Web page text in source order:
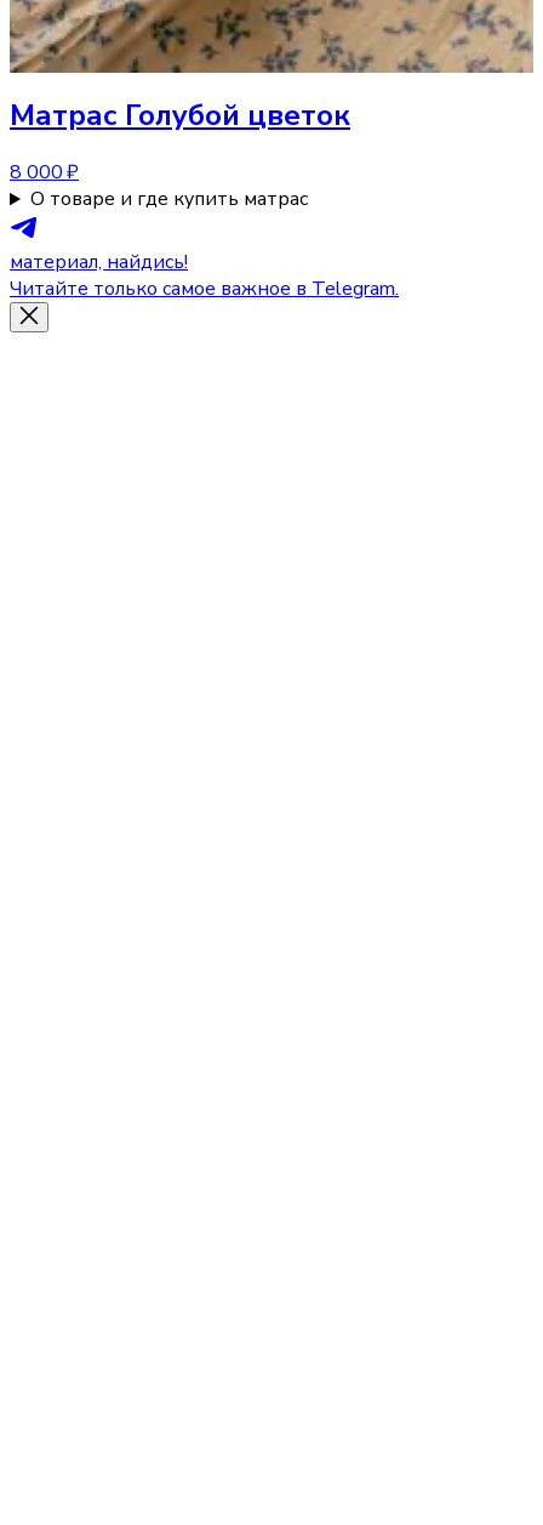
Матрас Голубой цветок
8 000 ₽
О товаре и где купить матрас
материал, найдись!
Читайте только самое важное в Telegram.